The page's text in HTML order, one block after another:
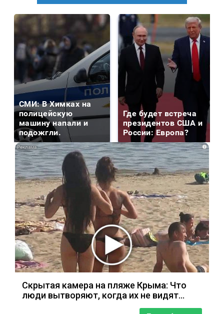
СМИ: В Химках на
полицейскую
машину напали и
подожгли.
Где будет встреча
президентов США и
России: Европа?
i
Скрытая камера на пляже Крыма: Что
люди вытворяют, когда их не видят...